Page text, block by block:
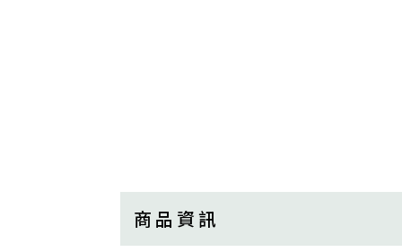
商品資訊